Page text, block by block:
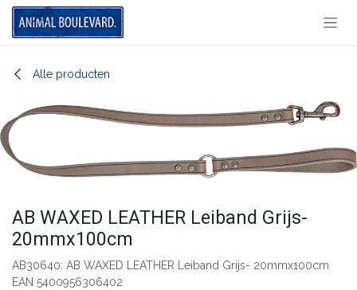
Overslaan naar inhoud
Alle producten
AB WAXED LEATHER Leiband Grijs-
20mmx100cm
AB30640: AB WAXED LEATHER Leiband Grijs- 20mmx100cm
EAN 5400956306402